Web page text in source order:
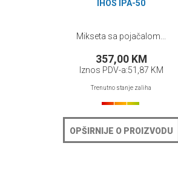
IHOS IPA-50
Mikseta sa pojačalom...
357,00 KM
Iznos PDV-a:51,87 KM
Trenutno stanje zaliha
OPŠIRNIJE O PROIZVODU